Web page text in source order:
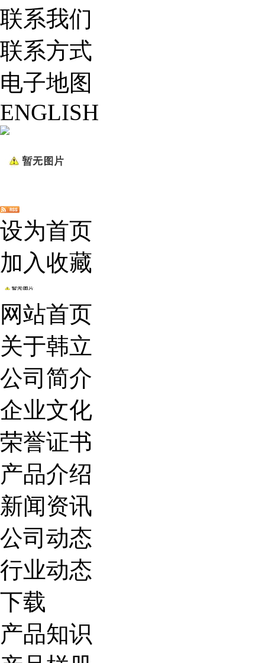
联系我们
联系方式
电子地图
ENGLISH
设为首页
加入收藏
网站首页
关于韩立
公司简介
企业文化
荣誉证书
产品介绍
新闻资讯
公司动态
行业动态
下载
产品知识